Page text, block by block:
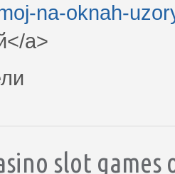
na-oknah-
a>
slot games